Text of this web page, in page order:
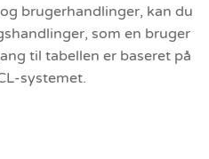
brugerhandlinger, kan du
som en bruger
til tabellen er baseret på
systemet.